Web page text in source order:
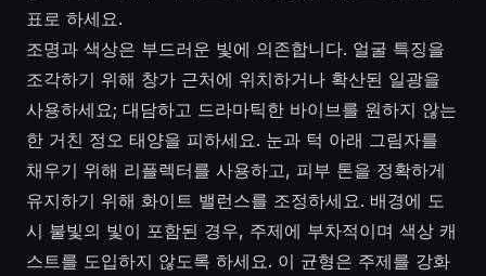
표로 하세요.
조명과 색상은 부드러운 빛에 의존합니다. 얼굴 특징을
조각하기 위해 창가 근처에 위치하거나 확산된 일광을
사용하세요; 대담하고 드라마틱한 바이브를 원하지 않는
한 거친 정오 태양을 피하세요. 눈과 턱 아래 그림자를
채우기 위해 리플렉터를 사용하고, 피부 톤을 정확하게
유지하기 위해 화이트 밸런스를 조정하세요. 배경에 도
시 불빛의 빛이 포함된 경우, 주제에 부차적이며 색상 캐
스트를 도입하지 않도록 하세요. 이 균형은 주제를 강화